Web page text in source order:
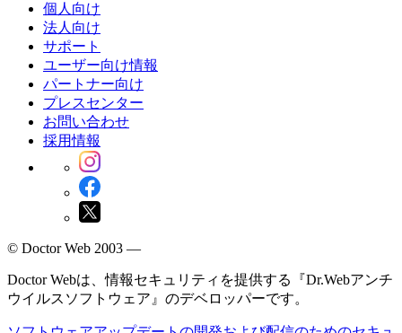
個人向け
法人向け
サポート
ユーザー向け情報
パートナー向け
プレスセンター
お問い合わせ
採用情報
© Doctor Web 2003 —
Doctor Webは、情報セキュリティを提供する『Dr.Webアンチ
ウイルスソフトウェア』のデベロッパーです。